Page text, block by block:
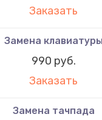
Заказать
Замена
990 руб.
Заказать
Замена тачпада